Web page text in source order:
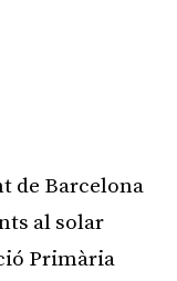
de Barcelona
al solar
Primària